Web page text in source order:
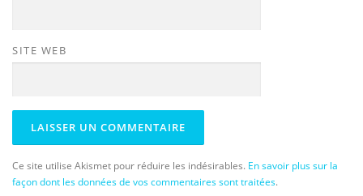
SITE WEB
Ce site utilise Akismet pour réduire les indésirables. En savoir plus sur la
façon dont les données de vos commentaires sont traitées.